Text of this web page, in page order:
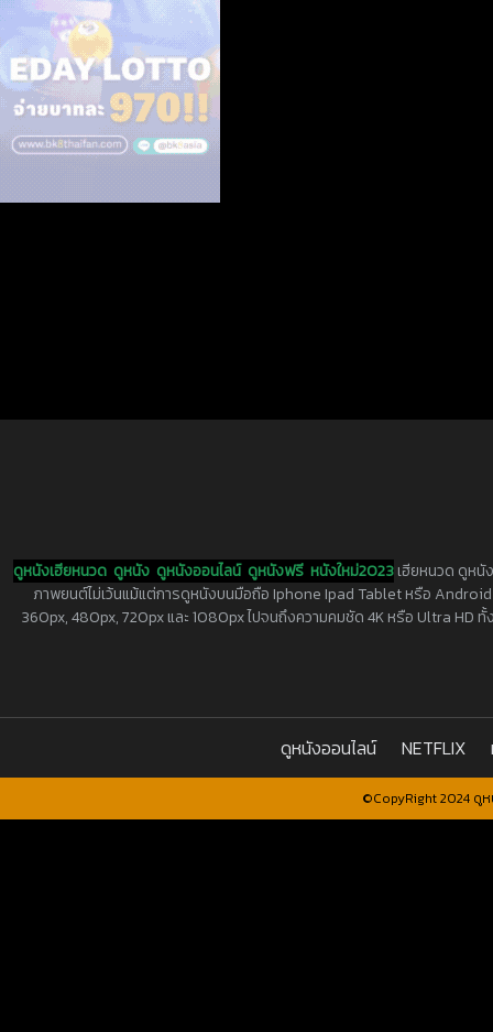
ดูหนังเฮียหนวด ดูหนัง ดูหนังออนไลน์ ดูหนังฟรี หนังใหม่2023เฮียหนวด ดูหนั
ภาพยนต์ไม่เว้นแม้แต่การดูหนังบนมือถือ Iphone Ipad Tablet หรือ
360px, 480px, 720px และ 1080px ไปจนถึงความคมชัด 4K หรือ Ultra HD
ดูหนังออนไลน์ NETFLIX
©CopyRight 2024 ดู